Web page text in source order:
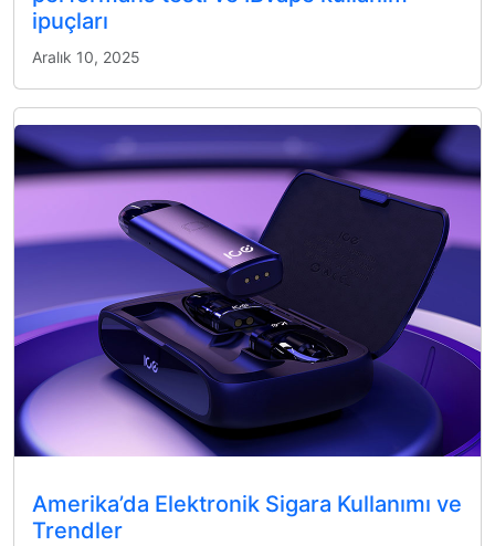
ipuçları
Aralık 10, 2025
Amerika’da Elektronik Sigara Kullanımı ve
Trendler